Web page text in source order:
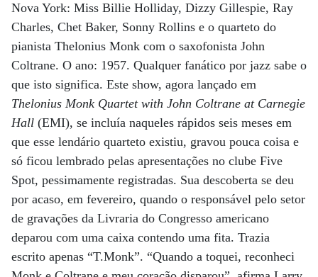
Nova York: Miss Billie Holliday, Dizzy Gillespie, Ray
Charles, Chet Baker, Sonny Rollins e o quarteto do
pianista Thelonius Monk com o saxofonista John
Coltrane. O ano: 1957. Qualquer fanático por jazz sabe o
que isto significa. Este show, agora lançado em
Thelonius Monk Quartet with John Coltrane at Carnegie
Hall (EMI), se incluía naqueles rápidos seis meses em
que esse lendário quarteto existiu, gravou pouca coisa e
só ficou lembrado pelas apresentações no clube Five
Spot, pessimamente registradas. Sua descoberta se deu
por acaso, em fevereiro, quando o responsável pelo setor
de gravações da Livraria do Congresso americano
deparou com uma caixa contendo uma fita. Trazia
escrito apenas “T.Monk”. “Quando a toquei, reconheci